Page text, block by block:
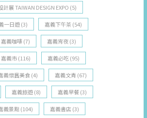
計展 TAIWAN DESIGN EXPO (5)
一日遊(3) 嘉義下午茶 (54)
嘉義咖啡(7) 嘉義宵夜(3)
嘉義市(116) 嘉義必吃(95)
義懷舊美食(4) 嘉義文青 (67)
嘉義旅遊(8) 嘉義早餐(3)
義景點(104) 嘉義書店 (3)